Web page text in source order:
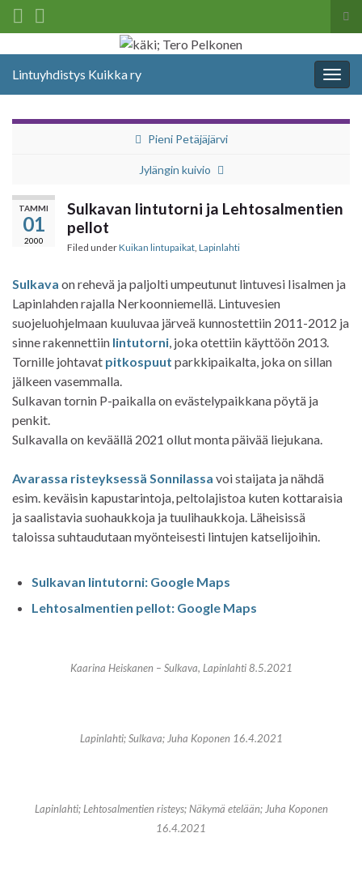
Search for:
Lintuyhdistys Kuikka ry
Pieni Petäjäjärvi
Jylängin kuivio
TAMMI
01
2000
Sulkavan lintutorni ja Lehtosalmentien
pellot
Filed underKuikan lintupaikat Lapinlahti
Sulkava on rehevä ja paljolti umpeutunut lintuvesi Iisalmen ja
Lapinlahden rajalla Nerkoonniemellä. Lintuvesien
suojeluohjelmaan kuuluvaa järveä kunnostettiin 2011-2012 ja
sinne rakennettiin lintutorni, joka otettiin käyttöön 2013.
Tornille johtavat pitkospuut parkkipaikalta, joka on sillan
jälkeen vasemmalla.
Sulkavan tornin P-paikalla on evästelypaikkana pöytä ja
penkit.
Sulkavalla on keväällä 2021 ollut monta päivää liejukana.
Avarassa risteyksessä Sonnilassa voi staijata ja nähdä
esim. keväisin kapustarintoja, peltolajistoa kuten kottaraisia
ja saalistavia suohaukkoja ja tuulihaukkoja. Läheisissä
taloissa suhtaudutaan myönteisesti lintujen katselijoihin.
Sulkavan lintutorni: Google Maps
Lehtosalmentien pellot: Google Maps
Kaarina Heiskanen – Sulkava, Lapinlahti 8.5.2021
Lapinlahti; Sulkava; Juha Koponen 16.4.2021
Lapinlahti; Lehtosalmentien risteys; Näkymä etelään; Juha Koponen
16.4.2021